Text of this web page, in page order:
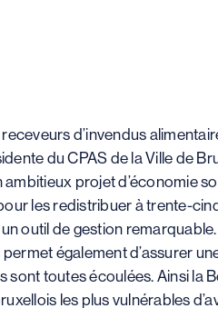
d’invendus
du CPAS de la Ville de
ambitieux projet d’économie
les redistribuer à trente-
outil de gestion
également d’assurer
sont toutes écoulées. Ainsi
les plus vulnérables